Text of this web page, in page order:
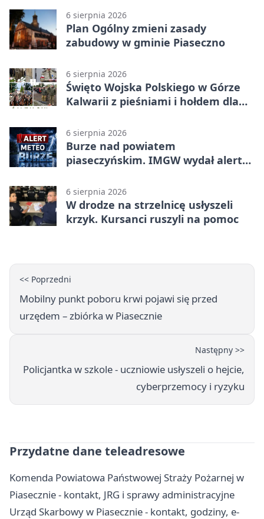
6 sierpnia 2026
Plan Ogólny zmieni zasady
zabudowy w gminie Piaseczno
6 sierpnia 2026
Święto Wojska Polskiego w Górze
Kalwarii z pieśniami i hołdem dla
6 sierpnia 2026
Burze nad powiatem
piaseczyńskim. IMGW wydał alert
6 sierpnia 2026
W drodze na strzelnicę usłyszeli
krzyk. Kursanci ruszyli na pomoc
<< Poprzedni
Mobilny punkt poboru krwi pojawi się przed
urzędem – zbiórka w Piasecznie
Następny >>
Policjantka w szkole - uczniowie usłyszeli o hejcie,
cyberprzemocy i ryzyku
Przydatne dane teleadresowe
Komenda Powiatowa Państwowej Straży Pożarnej w
Piasecznie - kontakt, JRG i sprawy administracyjne
Urząd Skarbowy w Piasecznie - kontakt, godziny, e-